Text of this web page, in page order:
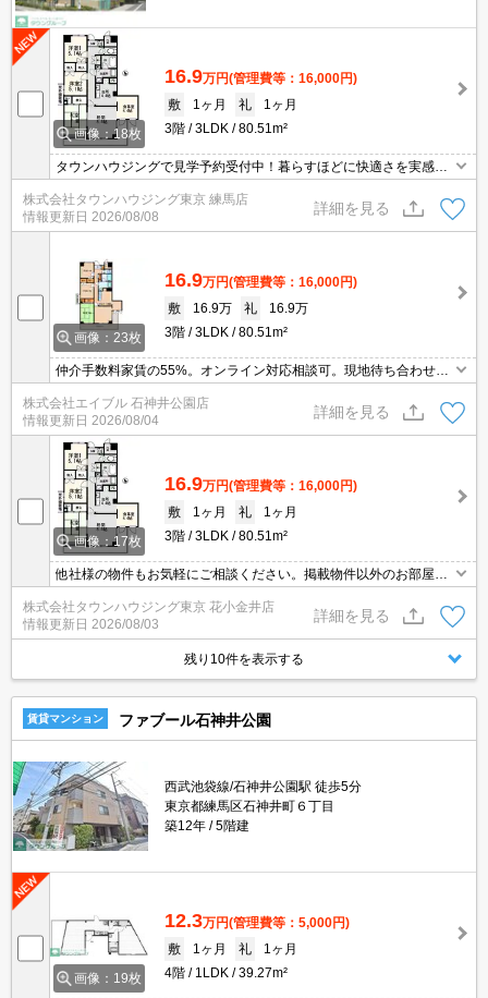
画像：18枚
16.9万円(管理費等：16,000円)
敷
1ヶ月 礼
1ヶ月
3階
3LDK 80.51m²
タウンハウジングで見学予約受付中！暮らすほどに快適さを実感で
きる設備仕様！駅前商業施設の多さ！日常の買い物に便利！
株式会社タウンハウジング東京 練馬店
情報更新日 2026/08/08
詳細を見る
画像：23枚
16.9万円(管理費等：16,000円)
敷
16.9万 礼
16.9万
3階
3LDK 80.51m²
仲介手数料家賃の55%。オンライン対応相談可。現地待ち合わせ、
物件ご案内可能。人気のオートロック付マンション。エレベーター
あり。駐車場空き有。追い焚き付き。温水洗浄便座付き。室内洗濯
機置場。
株式会社エイブル 石神井公園店
情報更新日 2026/08/04
詳細を見る
画像：17枚
16.9万円(管理費等：16,000円)
敷
1ヶ月 礼
1ヶ月
3階
3LDK 80.51m²
他社様の物件もお気軽にご相談ください。掲載物件以外のお部屋も
ご紹介出来ます。明るく元気なスタッフが丁寧にご対応させていた
だきます。当店ならオンラインで見学・接客可能です！お気軽にお
問い合わせ下さい☆★
株式会社タウンハウジング東京 花小金井店
情報更新日 2026/08/03
詳細を見る
残り10件を表示する
賃貸マンション ファブール石神井公園
西武池袋線/石神井公園駅 徒歩5分
東京都練馬区石神井町６丁目
築12年
5階建
画像：19枚
12.3万円(管理費等：5,000円)
敷
1ヶ月 礼
1ヶ月
4階
1LDK 39.27m²